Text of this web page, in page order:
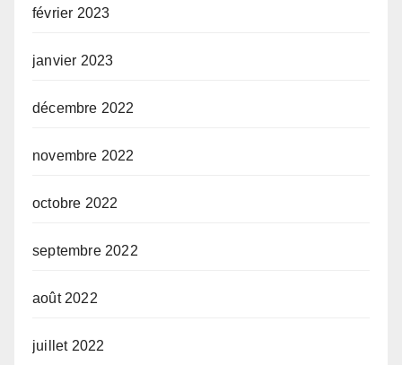
février 2023
janvier 2023
décembre 2022
novembre 2022
octobre 2022
septembre 2022
août 2022
juillet 2022